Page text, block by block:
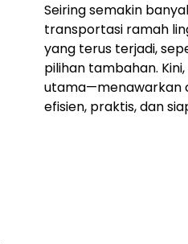
Seiring semakin
transportasi ramah
yang terus terjadi,
pilihan tambahan.
utama—menawarkan
efisien, praktis, dan